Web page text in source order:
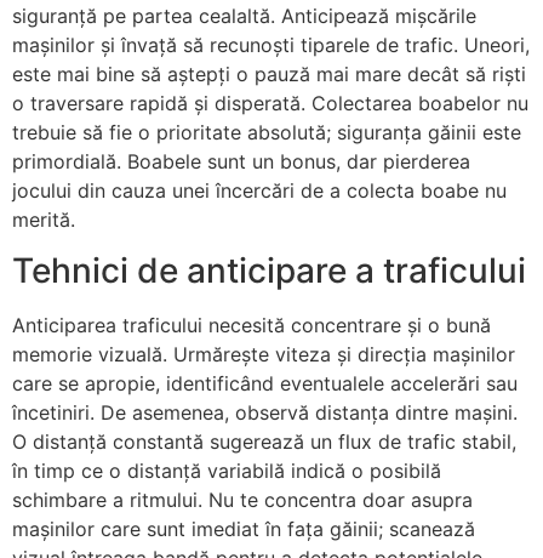
siguranță pe partea cealaltă. Anticipează mișcările
mașinilor și învață să recunoști tiparele de trafic. Uneori,
este mai bine să aștepți o pauză mai mare decât să riști
o traversare rapidă și disperată. Colectarea boabelor nu
trebuie să fie o prioritate absolută; siguranța găinii este
primordială. Boabele sunt un bonus, dar pierderea
jocului din cauza unei încercări de a colecta boabe nu
merită.
Tehnici de anticipare a traficului
Anticiparea traficului necesită concentrare și o bună
memorie vizuală. Urmărește viteza și direcția mașinilor
care se apropie, identificând eventualele accelerări sau
încetiniri. De asemenea, observă distanța dintre mașini.
O distanță constantă sugerează un flux de trafic stabil,
în timp ce o distanță variabilă indică o posibilă
schimbare a ritmului. Nu te concentra doar asupra
mașinilor care sunt imediat în fața găinii; scanează